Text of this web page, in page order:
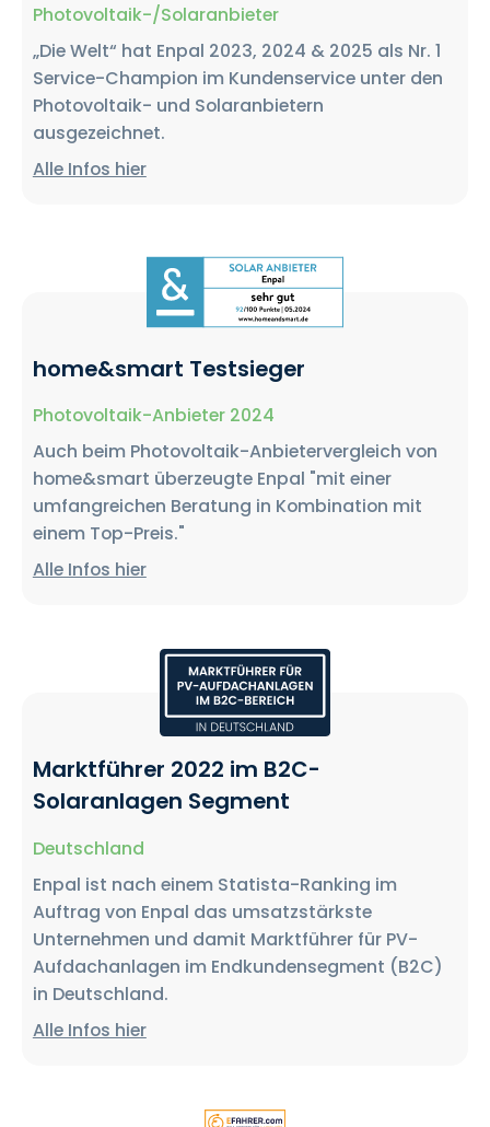
Photovoltaik-/Solaranbieter
„Die Welt“ hat Enpal 2023, 2024 & 2025 als Nr. 1
Service-Champion im Kundenservice unter den
Photovoltaik- und Solaranbietern
ausgezeichnet.
Alle Infos hier
home&smart Testsieger
Photovoltaik-Anbieter 2024
Auch beim Photovoltaik-Anbietervergleich von
home&smart überzeugte Enpal "mit einer
umfangreichen Beratung in Kombination mit
einem Top-Preis."
Alle Infos hier
Marktführer 2022 im B2C-
Solaranlagen Segment
Deutschland
Enpal ist nach einem Statista-Ranking im
Auftrag von Enpal das umsatzstärkste
Unternehmen und damit Marktführer für PV-
Aufdachanlagen im Endkundensegment (B2C)
in Deutschland.
Alle Infos hier